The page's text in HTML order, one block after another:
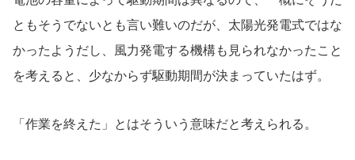
ともそうでないとも言い難いのだが、太陽光発電式ではな
かったようだし、風力発電する機構も見られなかったこと
を考えると、少なからず駆動期間が決まっていたはず。
「作業を終えた」とはそういう意味だと考えられる。